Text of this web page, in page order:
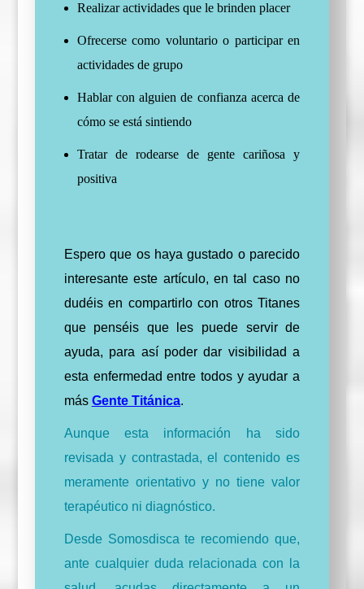
Realizar actividades que le brinden placer
Ofrecerse como voluntario o participar en
actividades de grupo
Hablar con alguien de confianza acerca de
cómo se está sintiendo
Tratar de rodearse de gente cariñosa y
positiva
Espero que os haya gustado o parecido
interesante este artículo, en tal caso no
dudéis en compartirlo con otros Titanes
que penséis que les puede servir de
ayuda, para así poder dar visibilidad a
esta enfermedad entre todos y ayudar a
más Gente Titánica.
Aunque esta información ha sido
revisada y contrastada, el contenido es
meramente orientativo y no tiene valor
terapéutico ni diagnóstico.
Desde Somosdisca te recomiendo que,
ante cualquier duda relacionada con la